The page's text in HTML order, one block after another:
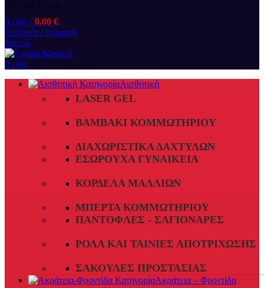
+30 2394 071684
0 είδη / 0.00 €
Σύνδεση / εγγραφή
Μενού
0 είδη
Αισθητική
LASER GEL
ΒΑΜΒΆΚΙ ΚΟΜΜΩΤΗΡΊΟΥ
ΔΙΑΧΩΡΙΣΤΙΚΆ ΔΑΧΤΎΛΩΝ
ΕΣΏΡΟΥΧΑ ΓΥΝΑΙΚΕΊΑ
ΚΟΡΔΈΛΑ ΜΑΛΛΙΏΝ
ΜΠΈΡΤΑ ΚΟΜΜΩΤΗΡΊΟΥ
ΠΑΝΤΌΦΛΕΣ - ΣΑΓΙΟΝΆΡΕΣ
ΡΟΛΆ ΚΑΙ ΤΑΙΝΊΕΣ ΑΠΟΤΡΊΧΩΣΗΣ
ΣΑΚΟΎΛΕΣ ΠΡΟΣΤΑΣΊΑΣ
Ακράτεια – Φροντίδα